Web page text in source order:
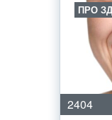
ПРО
2404